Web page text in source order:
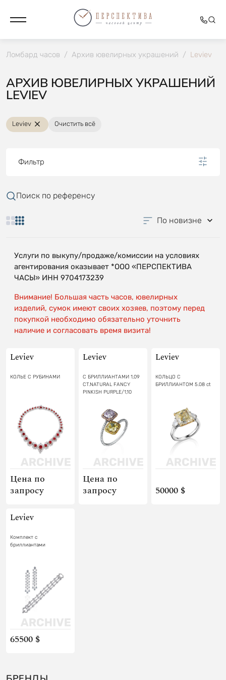
Ломбард часов / Архив ювелирных украшений / Leviev
АРХИВ ЮВЕЛИРНЫХ УКРАШЕНИЙ
LEVIEV
Leviev Очистить всё
Фильтр
Поиск по референсу
По новизне
Услуги по выкупу/продаже/комиссии на условиях
агентирования оказывает *ООО «ПЕРСПЕКТИВА
ЧАСЫ» ИНН 9704173239
Внимание! Большая часть часов, ювелирных
изделий, сумок имеют своих хозяев, поэтому перед
покупкой необходимо обязательно уточнить
наличие и согласовать время визита!
Leviev
КОЛЬЕ С РУБИНАМИ
Цена по
запросу
Leviev
С БРИЛЛИАНТАМИ 1,09
CT.NATURAL FANCY
PINKISH PURPLE/1,10
Цена по
запросу
Leviev
КОЛЬЦО С
БРИЛЛИАНТОМ 5.08 ct
50000 $
Leviev
Комплект с
бриллиантами
65500 $